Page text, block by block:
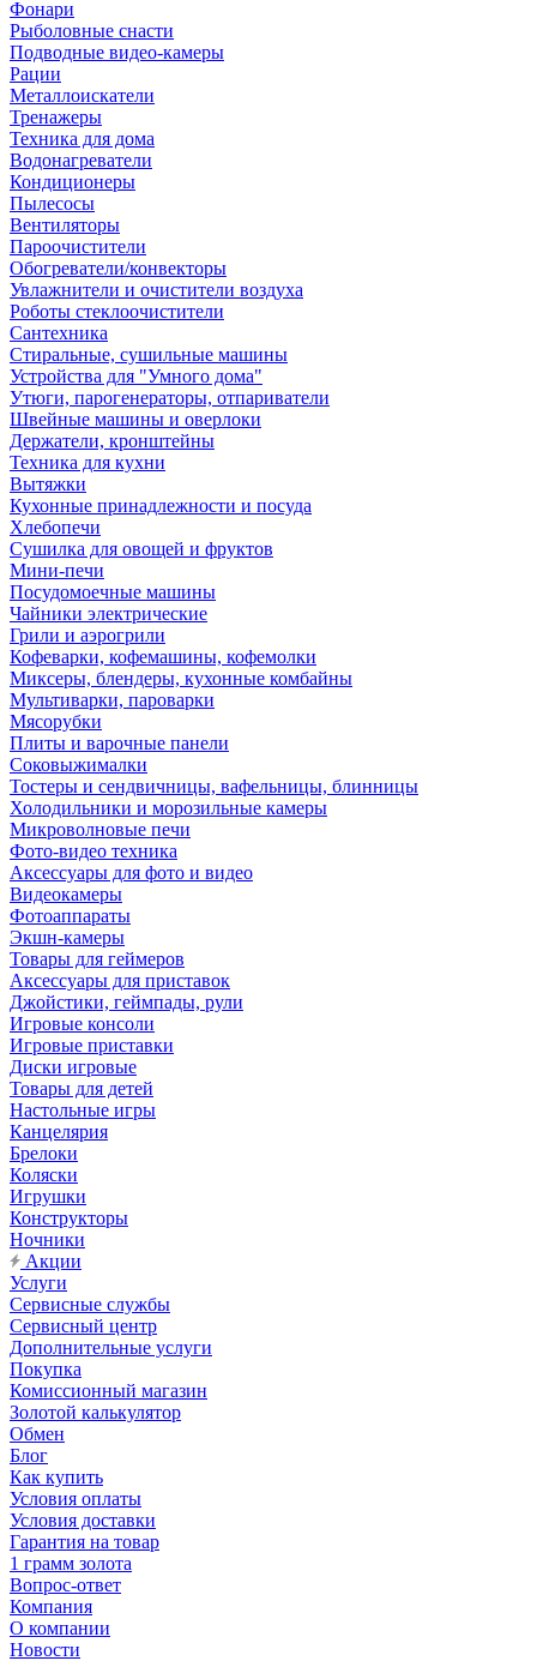
Фонари
Рыболовные снасти
Подводные видео-камеры
Рации
Металлоискатели
Тренажеры
Техника для дома
Водонагреватели
Кондиционеры
Пылесосы
Вентиляторы
Пароочистители
Обогреватели/конвекторы
Увлажнители и очистители воздуха
Роботы стеклоочистители
Сантехника
Стиральные, сушильные машины
Устройства для "Умного дома"
Утюги, парогенераторы, отпариватели
Швейные машины и оверлоки
Держатели, кронштейны
Техника для кухни
Вытяжки
Кухонные принадлежности и посуда
Хлебопечи
Сушилка для овощей и фруктов
Мини-печи
Посудомоечные машины
Чайники электрические
Грили и аэрогрили
Кофеварки, кофемашины, кофемолки
Миксеры, блендеры, кухонные комбайны
Мультиварки, пароварки
Мясорубки
Плиты и варочные панели
Соковыжималки
Тостеры и сендвичницы, вафельницы, блинницы
Холодильники и морозильные камеры
Микроволновые печи
Фото-видео техника
Аксессуары для фото и видео
Видеокамеры
Фотоаппараты
Экшн-камеры
Товары для геймеров
Аксессуары для приставок
Джойстики, геймпады, рули
Игровые консоли
Игровые приставки
Диски игровые
Товары для детей
Настольные игры
Канцелярия
Брелоки
Коляски
Игрушки
Конструкторы
Ночники
Акции
Услуги
Сервисные службы
Сервисный центр
Дополнительные услуги
Покупка
Комиссионный магазин
Золотой калькулятор
Обмен
Блог
Как купить
Условия оплаты
Условия доставки
Гарантия на товар
1 грамм золота
Вопрос-ответ
Компания
О компании
Новости